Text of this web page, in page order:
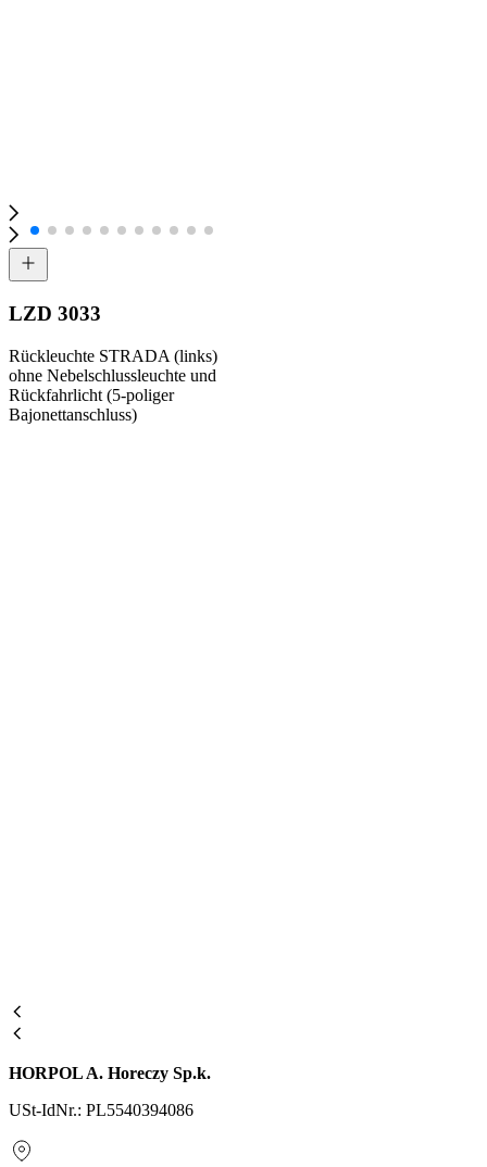
LZD 3033
Rückleuchte STRADA (links)
ohne Nebelschlussleuchte und
Rückfahrlicht (5-poliger
Bajonettanschluss)
HORPOL A. Horeczy Sp.k.
USt-IdNr.: PL5540394086